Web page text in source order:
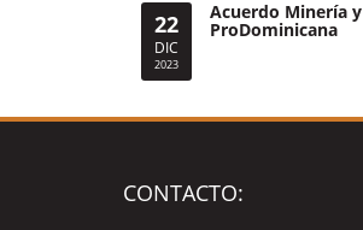
22
DIC
2023
Acuerdo Minería y
ProDominicana
CONTACTO: